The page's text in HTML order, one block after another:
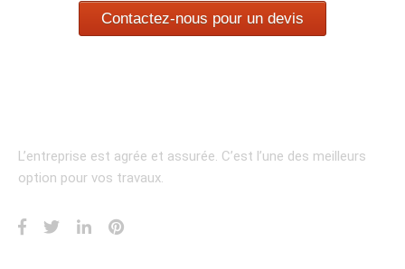
Contactez-nous pour un devis
L’entreprise est agrée et assurée. C’est l’une des meilleurs
option pour vos travaux.